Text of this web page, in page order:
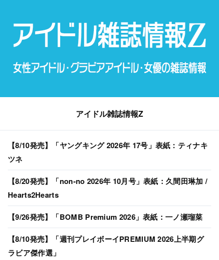
アイドル雑誌情報Z
【8/10発売】「ヤングキング 2026年 17号」表紙：ティナキ
ツネ
【8/20発売】「non-no 2026年 10月号」表紙：久間田琳加 /
Hearts2Hearts
【9/26発売】「BOMB Premium 2026」表紙：一ノ瀬瑠菜
【8/10発売】「週刊プレイボーイPREMIUM 2026上半期グ
ラビア傑作選」